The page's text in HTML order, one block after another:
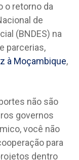
o retorno da
de
(BNDES) na
parcerias,
à Moçambique,
não são
governos
você não
para
dentro